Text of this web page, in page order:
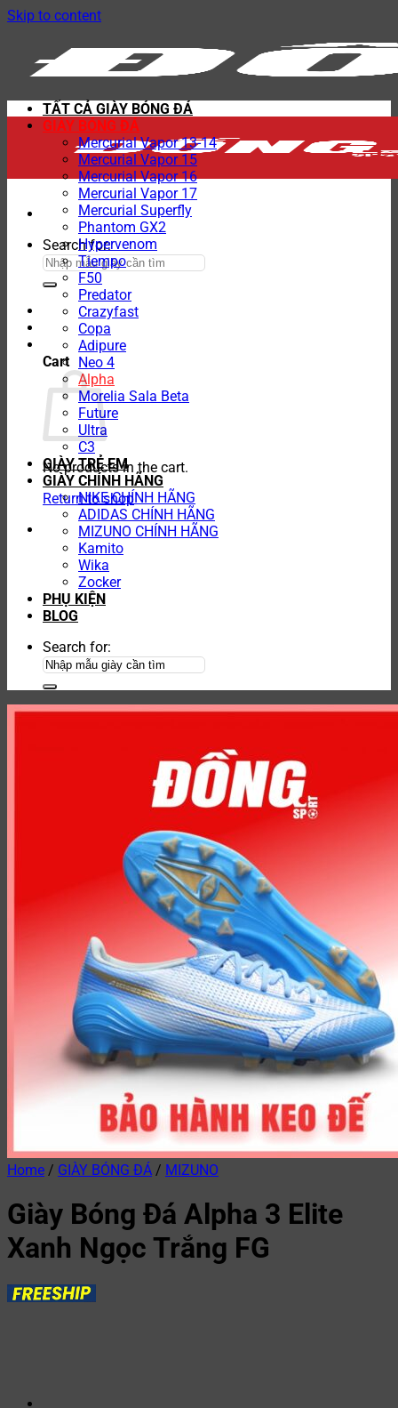
Skip to content
Search for:
Cart
No products in the cart.
Return to shop
TẤT CẢ GIÀY BÓNG ĐÁ
GIÀY BÓNG ĐÁ
Mercurial Vapor 13-14
Mercurial Vapor 15
Mercurial Vapor 16
Mercurial Vapor 17
Mercurial Superfly
Phantom GX2
Hypervenom
Tiempo
F50
Predator
Crazyfast
Copa
Adipure
Neo 4
Alpha
Morelia Sala Beta
Future
Ultra
C3
GIÀY TRẺ EM
GIÀY CHÍNH HÃNG
NIKE CHÍNH HÃNG
ADIDAS CHÍNH HÃNG
MIZUNO CHÍNH HÃNG
Kamito
Wika
Zocker
PHỤ KIỆN
BLOG
Search for:
Home / GIÀY BÓNG ĐÁ / MIZUNO
Giày Bóng Đá Alpha 3 Elite
Xanh Ngọc Trắng FG